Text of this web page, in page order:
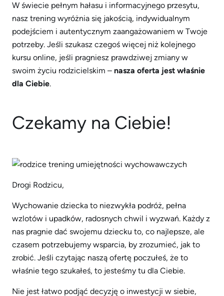
W świecie pełnym hałasu i informacyjnego przesytu,
nasz trening wyróżnia się jakością, indywidualnym
podejściem i autentycznym zaangażowaniem w Twoje
potrzeby. Jeśli szukasz czegoś więcej niż kolejnego
kursu online, jeśli pragniesz prawdziwej zmiany w
swoim życiu rodzicielskim – nasza oferta jest właśnie
dla Ciebie.
Czekamy na Ciebie!
Drogi Rodzicu,
Wychowanie dziecka to niezwykła podróż, pełna
wzlotów i upadków, radosnych chwil i wyzwań. Każdy z
nas pragnie dać swojemu dziecku to, co najlepsze, ale
czasem potrzebujemy wsparcia, by zrozumieć, jak to
zrobić. Jeśli czytając naszą ofertę poczułeś, że to
właśnie tego szukałeś, to jesteśmy tu dla Ciebie.
Nie jest łatwo podjąć decyzję o inwestycji w siebie,